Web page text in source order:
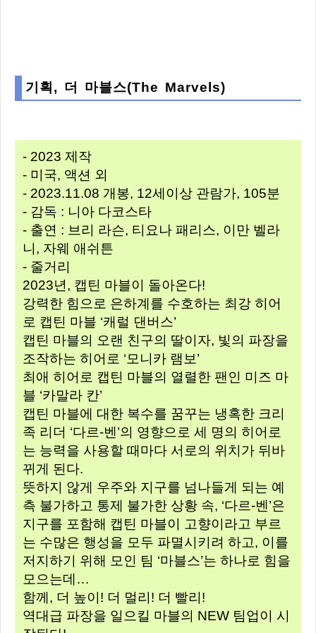
기획, 더 마블스(The Marvels)
- 2023 제작
- 미국, 액션 외
- 2023.11.08 개봉, 12세이상 관람가, 105분
- 감독 : 니아 다코스타
- 출연 : 브리 라슨, 티요나 패리스, 이만 벨라
니, 자웨 애쉬튼
- 줄거리
2023년, 캡틴 마블이 돌아온다!
강력한 힘으로 은하계를 수호하는 최강 히어
로 캡틴 마블 ‘캐럴 댄버스’
캡틴 마블의 오랜 친구의 딸이자, 빛의 파장을
조작하는 히어로 ‘모니카 램보’
최애 히어로 캡틴 마블의 열렬한 팬인 미즈 마
블 ‘카말라 칸’
캡틴 마블에 대한 복수를 꿈꾸는 냉혹한 크리
족 리더 ‘다르-벤’의 영향으로 세 명의 히어로
는 능력을 사용할 때마다 서로의 위치가 뒤바
뀌게 된다.
뜻하지 않게 우주와 지구를 넘나들게 되는 예
측 불가하고 통제 불가한 상황 속, ‘다르-벤’은
지구를 포함해 캡틴 마블이 고향이라고 부르
는 수많은 행성을 모두 파멸시키려 하고, 이를
저지하기 위해 모인 팀 ‘마블스’는 하나로 힘을
모으는데…
함께, 더 높이! 더 멀리! 더 빨리!
역대급 파장을 일으킬 마블의 NEW 팀업이 시